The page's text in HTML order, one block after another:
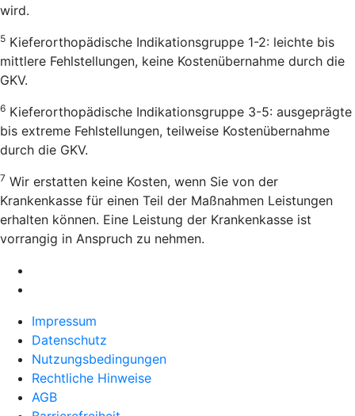
wird.
5 Kieferorthopädische Indikationsgruppe 1-2: leichte bis
mittlere Fehlstellungen, keine Kostenübernahme durch die
GKV.
6 Kieferorthopädische Indikationsgruppe 3-5: ausgeprägte
bis extreme Fehlstellungen, teilweise Kostenübernahme
durch die GKV.
7 Wir erstatten keine Kosten, wenn Sie von der
Krankenkasse für einen Teil der Maßnahmen Leistungen
erhalten können. Eine Leistung der Krankenkasse ist
vorrangig in Anspruch zu nehmen.
Impressum
Datenschutz
Nutzungsbedingungen
Rechtliche Hinweise
AGB